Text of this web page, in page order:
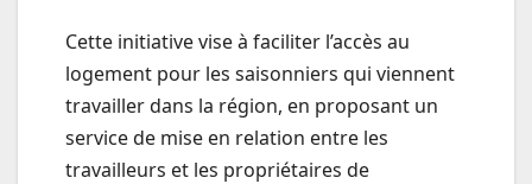
Cette initiative vise à faciliter l’accès au
logement pour les saisonniers qui viennent
travailler dans la région, en proposant un
service de mise en relation entre les
travailleurs et les propriétaires de